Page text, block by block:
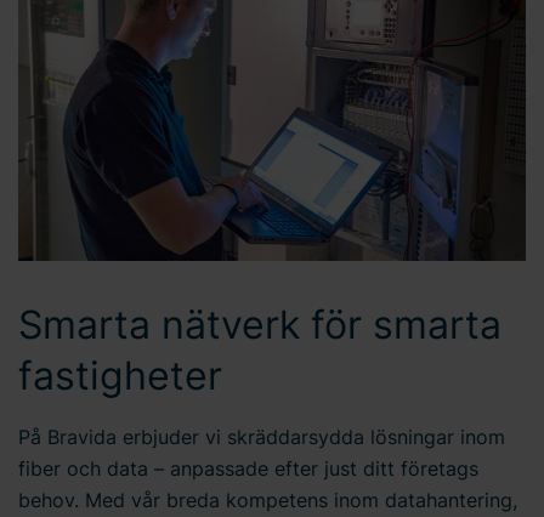
Smarta nätverk för smarta
fastigheter
På Bravida erbjuder vi skräddarsydda lösningar inom
fiber och data – anpassade efter just ditt företags
behov. Med vår breda kompetens inom datahantering,